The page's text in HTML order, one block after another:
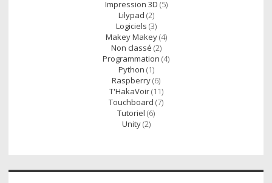
Impression 3D (5)
Lilypad (2)
Logiciels (3)
Makey Makey(4)
Non classé (2)
Programmation (4)
Python (1)
Raspberry(6)
T'HakaVoir(11)
Touchboard (7)
Tutoriel (6)
Unity(2)